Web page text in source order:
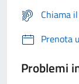
Chiama
Prenota
Problemi